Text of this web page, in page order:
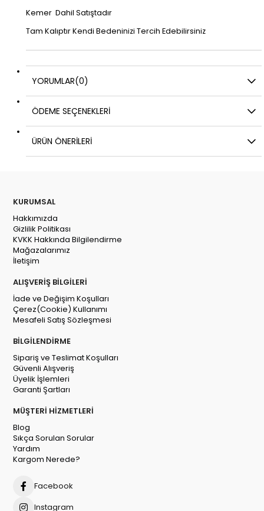
Kemer Dahil Satıştadır
Tam Kalıptır Kendi Bedeninizi Tercih Edebilirsiniz
YORUMLAR(0)
ÖDEME SEÇENEKLERI
ÜRÜN ÖNERILERI
KURUMSAL
Hakkımızda
Gizlilik Politikası
KVKK Hakkında Bilgilendirme
Mağazalarımız
İletişim
ALIŞVERİŞ BİLGİLERİ
İade ve Değişim Koşulları
Çerez(Cookie) Kullanımı
Mesafeli Satış Sözleşmesi
BİLGİLENDİRME
Sipariş ve Teslimat Koşulları
Güvenli Alışveriş
Üyelik İşlemleri
Garanti Şartları
MÜŞTERİ HİZMETLERİ
Blog
Sıkça Sorulan Sorular
Yardım
Kargom Nerede?
Facebook
Instagram